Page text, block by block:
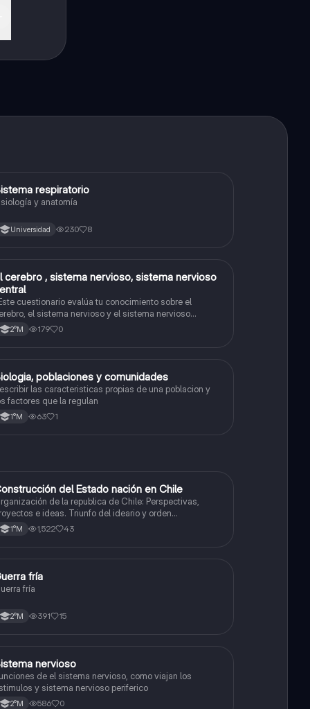
Biología respiratorio
y anatomía
Universidad 230 8
Biología
cerebro , sistema nervioso, sistema nervioso
cuestionario evalúa tu conocimiento sobre el
el sistema nervioso y el sistema nervioso
central."
2°M 179 0
Biología poblaciones y comunidades
las caracteristicas propias de una poblacion y
factores que la regulan
1°M 63 1
Historia del Estado nación en Chile
de la republica de Chile: Perspectivas,
e ideas. Triunfo del ideario y orden
conservador. Constitución de 1833. "Era Portaliana"
1°M 1,522 43
Historiafría
fría
2°M 391 15
Biología nervioso
de el sistema nervioso, como viajan los
y sistema nervioso periferico
2°M 586 0